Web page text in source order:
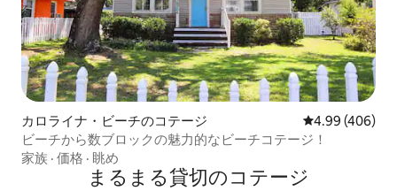
カロライナ・ビーチのコテージ レビュー406
4.99 (406)
ビーチから数ブロックの魅力的なビーチコテージ！
家族 · 価格 · 眺め
まるまる貸切のコテージ